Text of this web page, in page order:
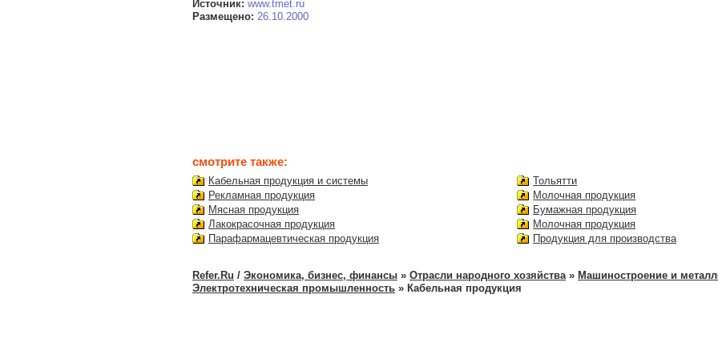
Источник: www.tmet.ru
Размещено: 26.10.2000
смотрите также:
Кабельная продукция и системы
Рекламная продукция
Мясная продукция
Лакокрасочная продукция
Парафармацевтическая продукция
Тольятти
Молочная продукция
Бумажная продукция
Молочная продукция
Продукция для производства
Refer.Ru / Экономика, бизнес, финансы » Отрасли народного хозяйства » Машиностроение и
Электротехническая промышленность » Кабельная продукция